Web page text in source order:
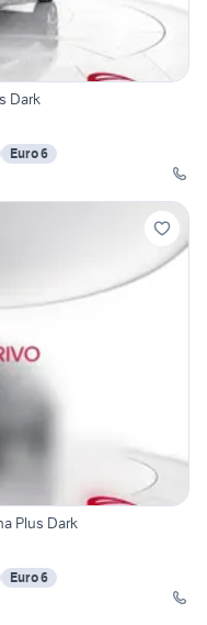
Dark
Euro 6
Plus Dark
Euro 6